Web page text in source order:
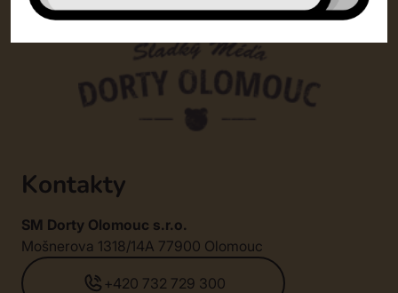
Kontakty
SM Dorty Olomouc s.r.o.
Mošnerova 1318/14A 77900 Olomouc
+420 732 729 300